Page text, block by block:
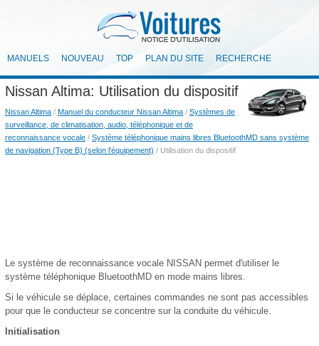
MANUELS NOUVEAU TOP PLAN DU SITE RECHERCHE
Nissan Altima: Utilisation du dispositif
Nissan Altima / Manuel du conducteur Nissan Altima / Systèmes de
surveillance, de climatisation, audio, téléphonique et de
reconnaissance vocale / Système téléphonique mains libres BluetoothMD sans système
de navigation (Type B) (selon l'équipement) / Utilisation du dispositif
Le système de reconnaissance vocale NISSAN permet d'utiliser le
système téléphonique BluetoothMD en mode mains libres.
Si le véhicule se déplace, certaines commandes ne sont pas accessibles
pour que le conducteur se concentre sur la conduite du véhicule.
Initialisation